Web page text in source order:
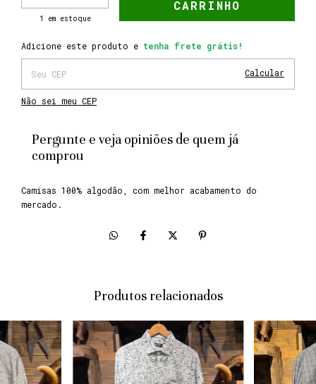
1 em estoque
Adicione este produto e tenha frete grátis!
Adicione este produto e tenha frete grátis!
Calcular
Não sei meu CEP
Pergunte e veja opiniões de quem já
comprou
Camisas 100% algodão, com melhor acabamento do
mercado.
Produtos relacionados